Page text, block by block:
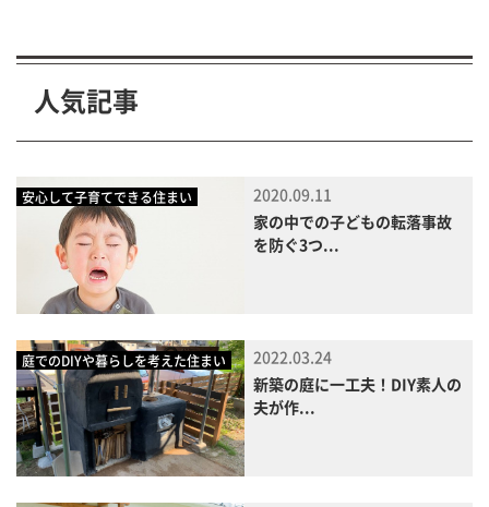
人気記事
安心して子育てできる住まい
2020.09.11
家の中での子どもの転落事故
を防ぐ3つ...
庭でのDIYや暮らしを考えた住まい
2022.03.24
新築の庭に一工夫！DIY素人の
夫が作...